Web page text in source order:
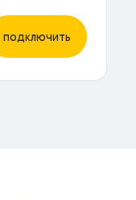
подключить